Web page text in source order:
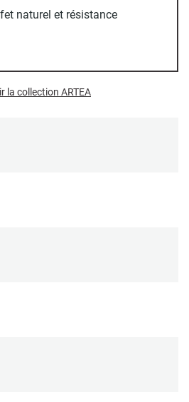
(diamètre 45 mm).
naturel et résistance
la collection ARTEA